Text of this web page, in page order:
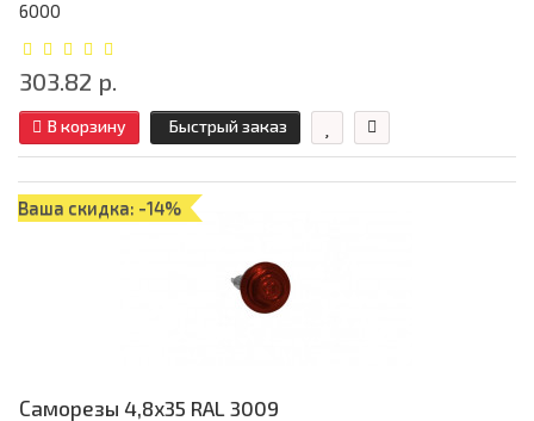
6000
303.82 р.
В корзину Быстрый заказ
Ваша скидка: -14%
Саморезы 4,8х35 RAL 3009